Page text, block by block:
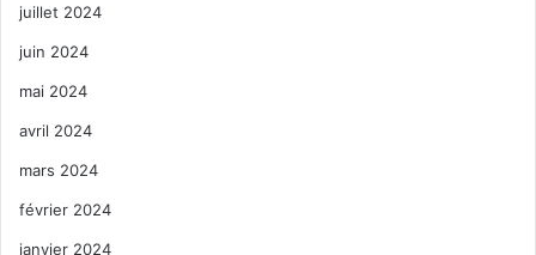
juillet 2024
juin 2024
mai 2024
avril 2024
mars 2024
février 2024
janvier 2024